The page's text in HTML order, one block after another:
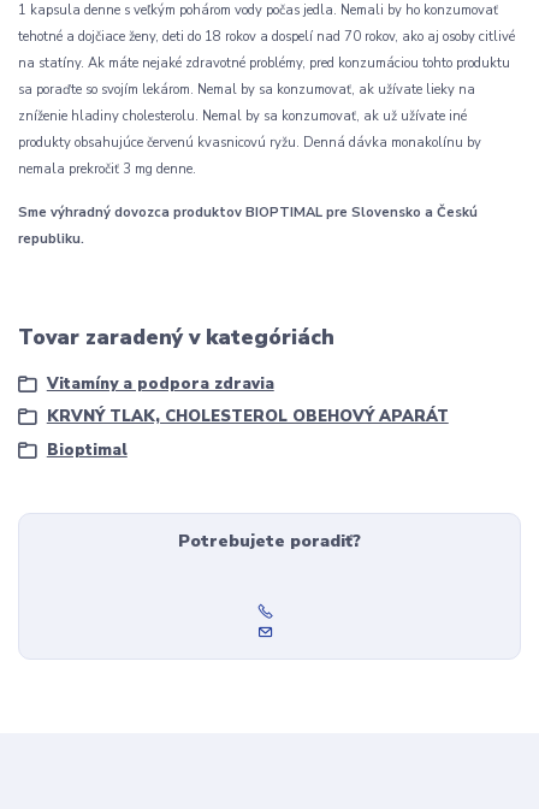
1 kapsula denne s veľkým pohárom vody počas jedla. Nemali by ho konzumovať
tehotné a dojčiace ženy, deti do 18 rokov a dospelí nad 70 rokov, ako aj osoby citlivé
na statíny. Ak máte nejaké zdravotné problémy, pred konzumáciou tohto produktu
sa poraďte so svojím lekárom. Nemal by sa konzumovať, ak užívate lieky na
zníženie hladiny cholesterolu. Nemal by sa konzumovať, ak už užívate iné
produkty obsahujúce červenú kvasnicovú ryžu. Denná dávka monakolínu by
nemala prekročiť 3 mg denne.
Sme výhradný dovozca produktov BIOPTIMAL pre Slovensko a Českú
republiku.
Tovar zaradený v kategóriách
Vitamíny a podpora zdravia
KRVNÝ TLAK, CHOLESTEROL OBEHOVÝ APARÁT
Bioptimal
Potrebujete poradiť?